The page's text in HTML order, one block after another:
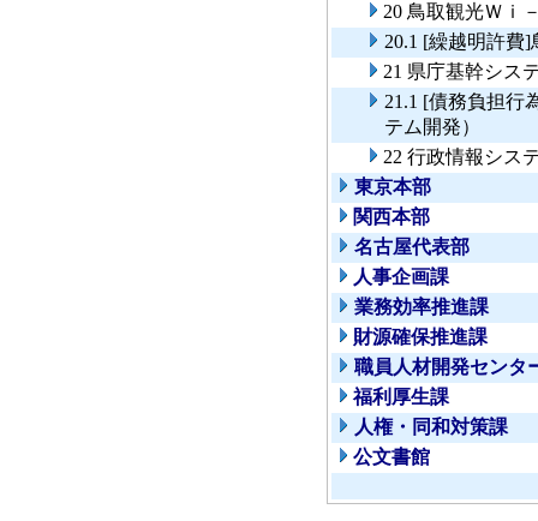
20 鳥取観光Ｗｉ
20.1 [繰越明許費
21 県庁基幹シス
21.1 [債務負担行
テム開発）
22 行政情報シス
東京本部
関西本部
名古屋代表部
人事企画課
業務効率推進課
財源確保推進課
職員人材開発センタ
福利厚生課
人権・同和対策課
公文書館